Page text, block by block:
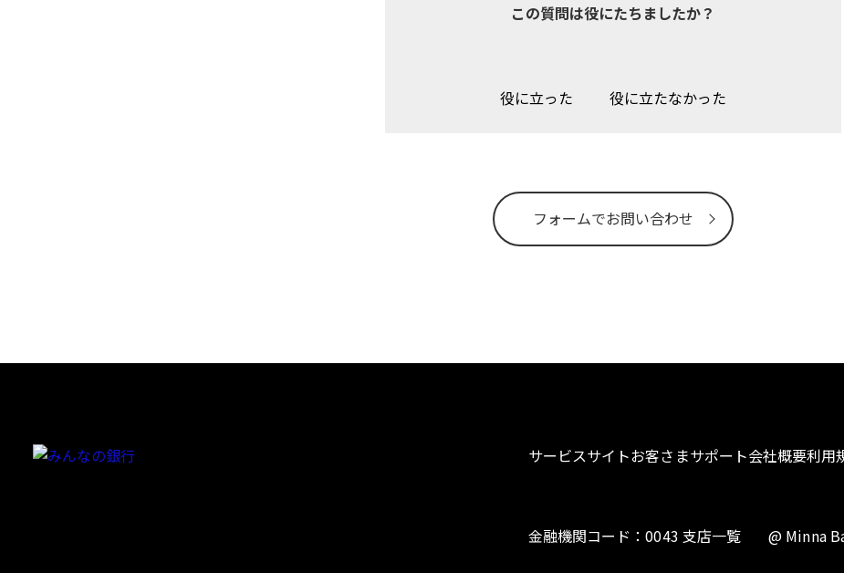
この質問は役にたちましたか？
役に立った 役に立たなかった
フォームでお問い合わせ
サービスサイトお客さまサポート会社概要利用
金融機関コード：0043 支店一覧 @ Minna